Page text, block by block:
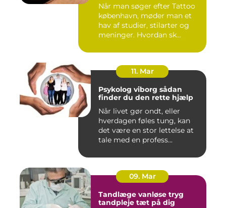
Når man søger efter Tattoo
københavn, møder man et
hav af studier, stilarter og
meninger. Hvordan sk...
11. Mar
Psykolog viborg sådan
finder du den rette hjælp
Når livet gør ondt, eller
hverdagen føles tung, kan
det være en stor lettelse at
tale med en profess...
09. Mar
Tandlæge vanløse tryg
tandpleje tæt på dig